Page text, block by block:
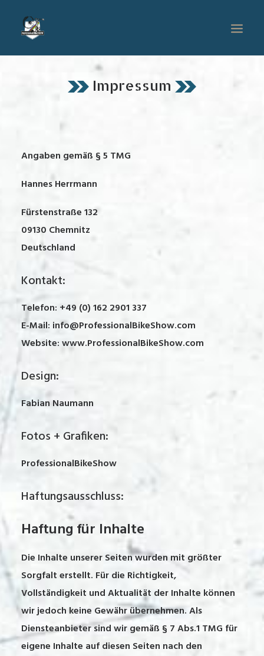
Impressum
Angaben gemäß § 5 TMG
Hannes Herrmann
Fürstenstraße 132
09130 Chemnitz
Deutsch­land
Kontakt:
Te­le­fon: +49 (0) 162 2901 337
E-Mail: info@ProfessionalBikeShow.com
Website:www.ProfessionalBikeShow.com
Design:
Fabian Naumann
Fotos + Grafiken:
ProfessionalBikeShow
Haftungsausschluss:
Haftung für Inhalte
Die Inhalte unserer Seiten wurden mit größter
Sorgfalt erstellt. Für die Richtigkeit,
Vollständigkeit und Aktualität der Inhalte können
wir jedoch keine Gewähr übernehmen. Als
Diensteanbieter sind wir gemäß § 7 Abs.1 TMG für
eigene Inhalte auf diesen Seiten nach den